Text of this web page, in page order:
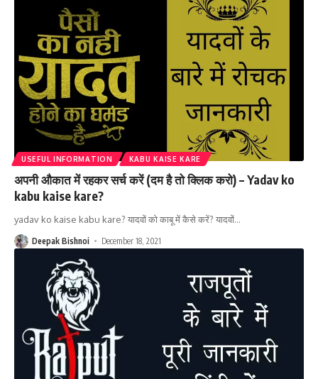
USEFUL INFORMATION KABU KAISE KARE
अपनी औकात में रहकर सर्च करें (दम है तो क्लिक करो) – Yadav ko
kabu kaise kare?
yadav ko kaise kabu kare? यादवों को काबू में कैसे करें? यादवों…
Deepak Bishnoi December 18, 2021